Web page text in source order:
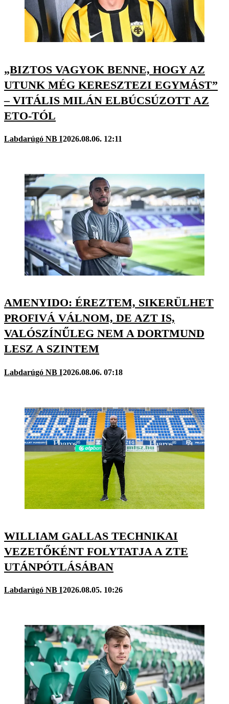
„BIZTOS VAGYOK BENNE, HOGY AZ
UTUNK MÉG KERESZTEZI EGYMÁST”
– VITÁLIS MILÁN ELBÚCSÚZOTT AZ
ETO-TÓL
Labdarúgó NB I2026.08.06. 12:11
AMENYIDO: ÉREZTEM, SIKERÜLHET
PROFIVÁ VÁLNOM, DE AZT IS,
VALÓSZÍNŰLEG NEM A DORTMUND
LESZ A SZINTEM
Labdarúgó NB I2026.08.06. 07:18
WILLIAM GALLAS TECHNIKAI
VEZETŐKÉNT FOLYTATJA A ZTE
UTÁNPÓTLÁSÁBAN
Labdarúgó NB I2026.08.05. 10:26